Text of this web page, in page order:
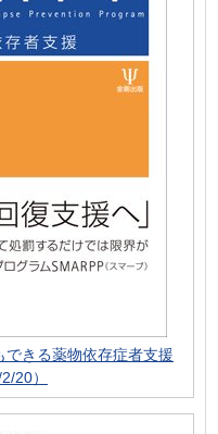
できる薬物依存症者支援
20）